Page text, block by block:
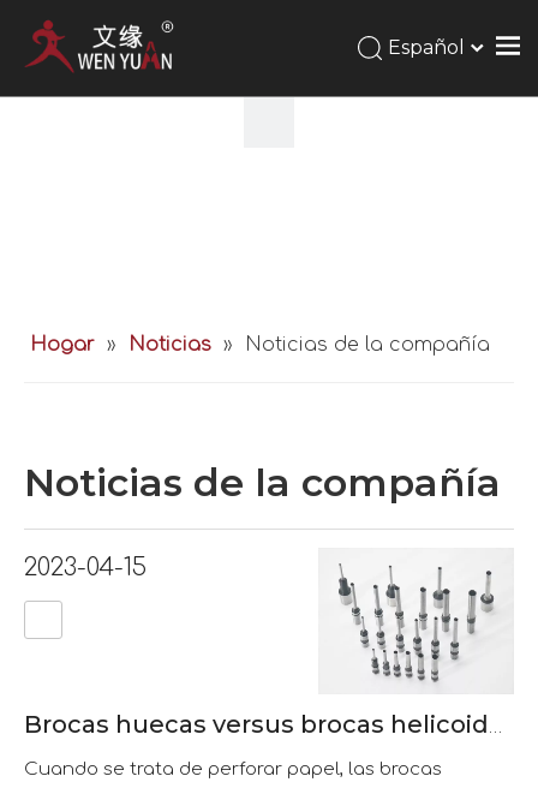
Español
Hogar » Noticias » Noticias de la compañía
Noticias de la compañía
2023-04-15
Brocas huecas versus brocas helicoidales
Cuando se trata de perforar papel, las brocas